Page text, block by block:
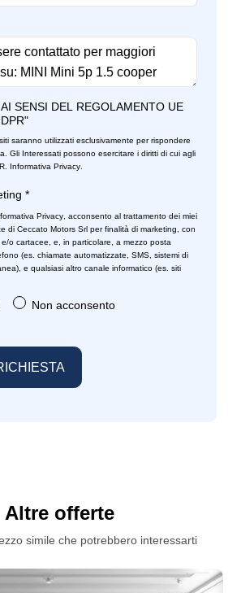
al mantenimento della corsia
d'emergenza
colorati
in tinta
AI SENSI DEL REGOLAMENTO UE
saranno utilizzati esclusivamente per rispondere
Gli Interessati possono esercitare i diritti di cui agli
Informativa Privacy.
*
Privacy, acconsento al trattamento dei miei
di Ceccato Motors Srl per finalità di marketing, con
o cartacee, e, in particolare, a mezzo posta
(es. chiamate automatizzate, SMS, sistemi di
e qualsiasi altro canale informatico (es. siti
Non acconsento
Altre offerte
simile che potrebbero interessarti